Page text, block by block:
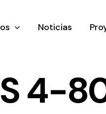
Noticias
4-